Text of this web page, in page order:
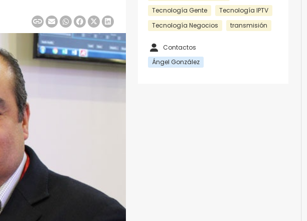
Tecnología Gente
Tecnología IPTV
Tecnología Negocios
transmisión
Contactos
Ángel González